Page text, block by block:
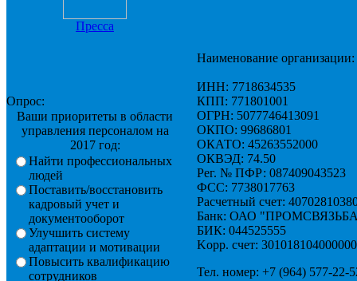
Пресса
Опрос:
Ваши приоритеты в области
управления персоналом на
2017 год:
Найти профессиональных
людей
Поставить/восстановить
кадровый учет и
документооборот
Улучшить систему
адаптации и мотивации
Повысить квалификацию
сотрудников
Наименование
ИНН: 7718634535
КПП: 771801001
ОГРН: 5077746413091
ОКПО: 99686801
ОКАТО: 45263552000
ОКВЭД: 74.50
Рег. № ПФР: 087409043523
ФСС: 7738017763
Расчетный счет:
Банк: ОАО
БИК: 044525555
Kорр. счет:
Тел. номер: +7 (964) 577-22-